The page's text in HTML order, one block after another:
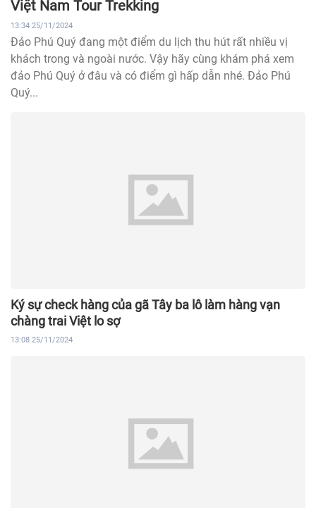
Việt Nam Tour Trekking
13:34 25/11/2024
Đảo Phú Quý đang một điểm du lịch thu hút rất nhiều vị
khách trong và ngoài nước. Vậy hãy cùng khám phá xem
đảo Phú Quý ở đâu và có điểm gì hấp dẫn nhé. Đảo Phú
Quý...
Ký sự check hàng của gã Tây ba lô làm hàng vạn
chàng trai Việt lo sợ
13:08 25/11/2024